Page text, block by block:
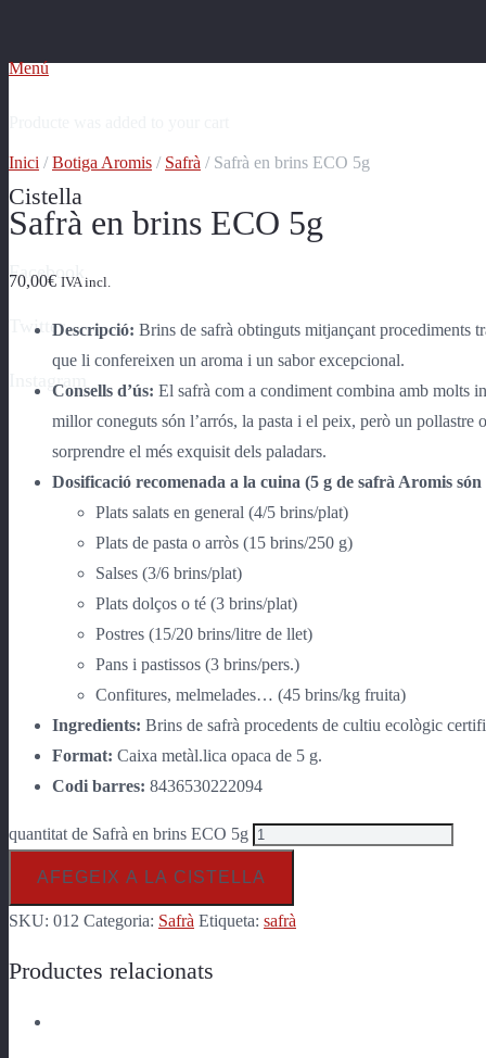
Menú
Cistella
Facebook
Twitter
Instagram
Inici /Botiga Aromis / Safrà / Safrà en brins ECO 5g
Safrà en brins ECO 5g
70,00€ IVA incl.
Descripció: Brins de safrà obtinguts mitjançant procediments
que li confereixen un aroma i un sabor excepcional.
Consells d’ús: El safrà com a condiment combina amb molts
millor coneguts són l’arrós, la pasta i el peix, però un
sorprendre el més exquisit dels paladars.
Dosificació recomenada a la cuina (5 g de safrà Aromis
Plats salats en general (4/5 brins/plat)
Plats de pasta o arròs (15 brins/250 g)
Salses (3/6 brins/plat)
Plats dolços o té (3 brins/plat)
Postres (15/20 brins/litre de llet)
Pans i pastissos (3 brins/pers.)
Confitures, melmelades… (45 brins/kg fruita)
Ingredients: Brins de safrà procedents de cultiu ecològic
Format: Caixa metàl.lica opaca de 5 g.
Codi barres: 8436530222094
quantitat de Safrà en brins ECO 5g
AFEGEIX A LA CISTELLA
SKU: 012 Categoria: Safrà Etiqueta: safrà
Productes relacionats